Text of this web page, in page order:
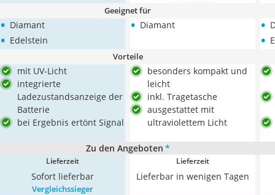
Geeignet für
• Diamant
• Edelstein
• Diamant •
•
Vorteile
mit UV-Licht
integrierte
Ladezustandsanzeige der
Batterie
bei Ergebnis ertönt Signal
besonders kompakt und
leicht
inkl. Tragetasche
ausgestattet mit
ultraviolettem Licht
Zu den Angeboten *
Lieferzeit
Sofort lieferbar
Lieferzeit
Lieferbar in wenigen Tagen
Vergleichssieger